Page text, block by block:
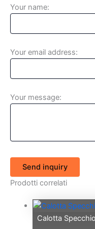
Your name:
Your email address:
Your message:
Send inquiry
Prodotti correlati
Calotta